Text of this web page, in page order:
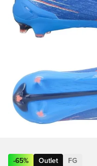
-65% Outlet FG